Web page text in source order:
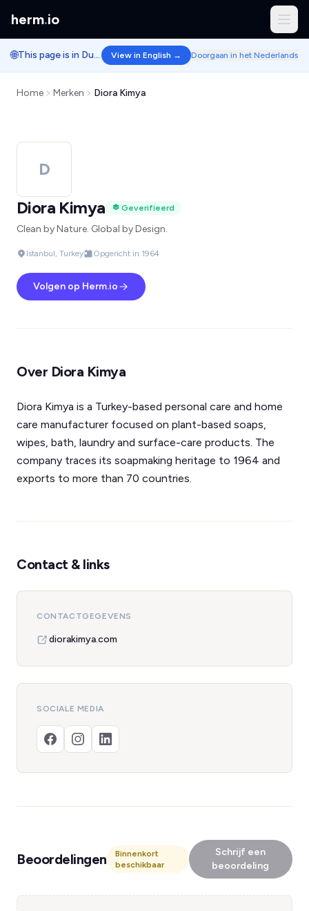
herm.io
🌐 This page is in Dutch. View in English → Doorgaan in het Nederlands
Home Merken Diora Kimya
D
Diora Kimya
Geverifieerd
Clean by Nature. Global by Design.
Istanbul, Turkey Opgericht in 1964
Volgen op Herm.io
Over Diora Kimya
Diora Kimya is a Turkey-based personal care and home
care manufacturer focused on plant-based soaps,
wipes, bath, laundry and surface-care products. The
company traces its soapmaking heritage to 1964 and
exports to more than 70 countries.
Contact & links
CONTACTGEGEVENS
diorakimya.com
SOCIALE MEDIA
Beoordelingen
Binnenkort
beschikbaar
Schrijf een
beoordeling